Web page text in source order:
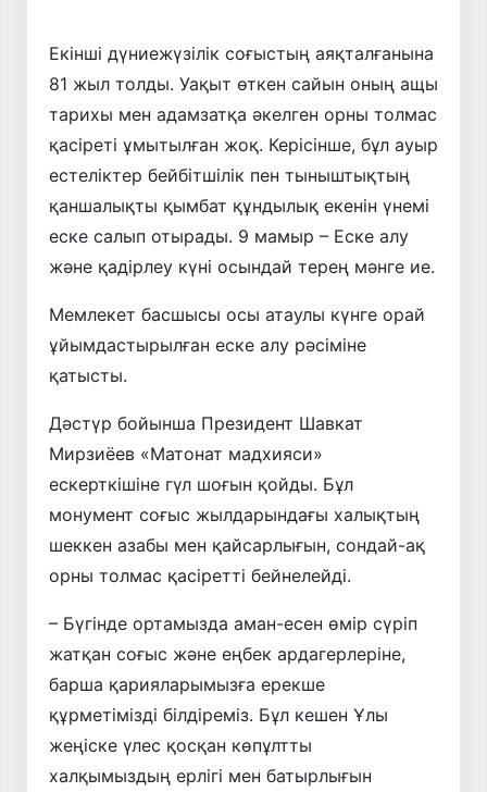
Екінші дүниежүзілік соғыстың аяқталғанына
81 жыл толды. Уақыт өткен сайын оның ащы
тарихы мен адамзатқа әкелген орны толмас
қасіреті ұмытылған жоқ. Керісінше, бұл ауыр
естеліктер бейбітшілік пен тыныштықтың
қаншалықты қымбат құндылық екенін үнемі
еске салып отырады. 9 мамыр – Еске алу
және қадірлеу күні осындай терең мәнге ие.
Мемлекет басшысы осы атаулы күнге орай
ұйымдастырылған еске алу рәсіміне
қатысты.
Дәстүр бойынша Президент Шавкат
Мирзиёев «Матонат мадхияси»
ескерткішіне гүл шоғын қойды. Бұл
монумент соғыс жылдарындағы халықтың
шеккен азабы мен қайсарлығын, сондай-ақ
орны толмас қасіретті бейнелейді.
– Бүгінде ортамызда аман-есен өмір сүріп
жатқан соғыс және еңбек ардагерлеріне,
барша қарияларымызға ерекше
құрметімізді білдіреміз. Бұл кешен Ұлы
жеңіске үлес қосқан көпұлтты
халқымыздың ерлігі мен батырлығын